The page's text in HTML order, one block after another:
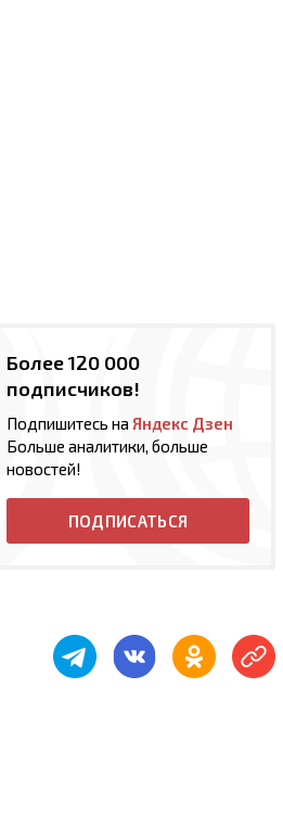
Более 120 000
подписчиков!
Подпишитесь на Яндекс Дзен
Больше аналитики, больше
новостей!
ПОДПИСАТЬСЯ